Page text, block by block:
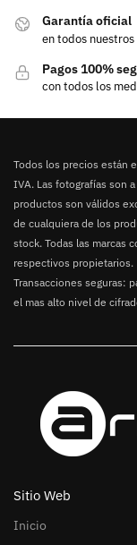
Garantía oficial
en todos
Pagos 100%
con todos los
Todos los precios están
IVA. Las fotografías son
productos son válidos
de cualquiera de los
stock. Todas las marcas
respectivos propietarios.
Transacciones seguras:
el mas alto nivel de
Sitio Web
Inicio